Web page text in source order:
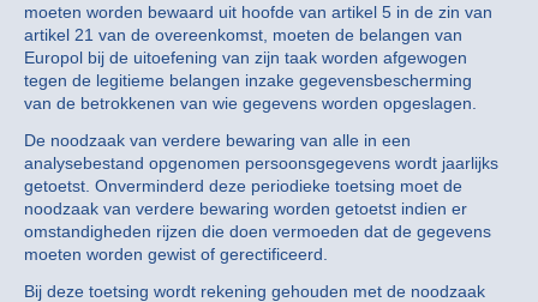
moeten worden bewaard uit hoofde van artikel 5 in de zin van
artikel 21 van de overeenkomst, moeten de belangen van
Europol bij de uitoefening van zijn taak worden afgewogen
tegen de legitieme belangen inzake gegevensbescherming
van de betrokkenen van wie gegevens worden opgeslagen.
De noodzaak van verdere bewaring van alle in een
analysebestand opgenomen persoonsgegevens wordt jaarlijks
getoetst. Onverminderd deze periodieke toetsing moet de
noodzaak van verdere bewaring worden getoetst indien er
omstandigheden rijzen die doen vermoeden dat de gegevens
moeten worden gewist of gerectificeerd.
Bij deze toetsing wordt rekening gehouden met de noodzaak